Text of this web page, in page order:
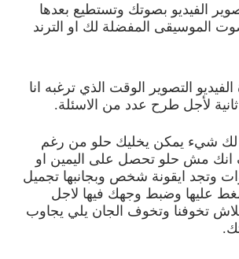
الفيديو بصوتك وتستطيع بعدها
الموسيقى المفضلة لك او الترند
الفيديو التصوير الوقت الذي ترغبه انا
.
لك شيء يمكن يخليك حلو من رغم
انك مش حلو تحصل على اليمين او
وتجد ايقونة شخص وبجانبها تجميل
عليها وضبط وجهك فيها لاجل
تخوفنا وتخوف الجان يلي يجاوب
.